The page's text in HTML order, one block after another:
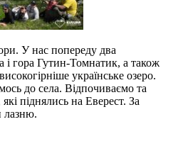
У нас попереду два
і гора Гутин-Томнатик, а також
українське озеро.
до села. Відпочиваємо та
піднялись на Еверест. За
лазню.